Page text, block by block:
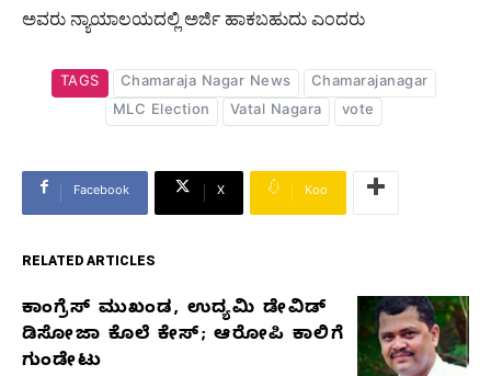
ಅವರು ನ್ಯಾಯಾಲಯದಲ್ಲಿ ಅರ್ಜಿ ಹಾಕಬಹುದು ಎಂದರು
TAGS Chamaraja Nagar News
Chamarajanagar
MLC Election
Vatal Nagara vote
Facebook X Koo
RELATED ARTICLES
RELATED
ಕಾಂಗ್ರೆಸ್‌ ಮುಖಂಡ, ಉದ್ಯಮಿ ಡೇವಿಡ್‌
ಡಿಸೋಜಾ ಕೊಲೆ ಕೇಸ್;‌ ಆರೋಪಿ ಕಾಲಿಗೆ
ಗುಂಡೇಟು